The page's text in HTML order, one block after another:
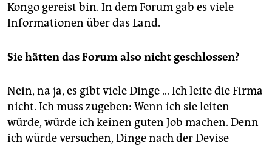
Kongo gereist bin. In dem Forum gab es viele
Informationen über das Land.
Sie hätten das Forum also nicht geschlossen?
Nein, na ja, es gibt viele Dinge … Ich leite die Firma
nicht. Ich muss zugeben: Wenn ich sie leiten
würde, würde ich keinen guten Job machen. Denn
ich würde versuchen, Dinge nach der Devise